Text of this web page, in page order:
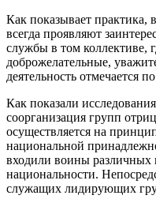
Как показывает практика,
всегда проявляют
службы в том коллективе,
доброжелательные,
деятельность отмечается
Как показали
соорганизация групп
осуществляется на
национальной
входили воины различных
национальности.
служащих лидирующих